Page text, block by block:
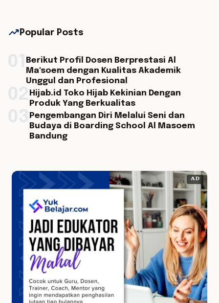
trending_up Popular Posts
Berikut Profil Dosen Berprestasi Al
Ma'soem dengan Kualitas Akademik
Unggul dan Profesional
Hijab.id Toko Hijab Kekinian Dengan
Produk Yang Berkualitas
Pengembangan Diri Melalui Seni dan
Budaya di Boarding School Al Masoem
Bandung
AD